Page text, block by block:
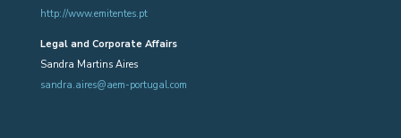
http://www.emitentes.pt
Legal and Corporate Affairs
Sandra Martins Aires
sandra.aires@aem-portugal.com